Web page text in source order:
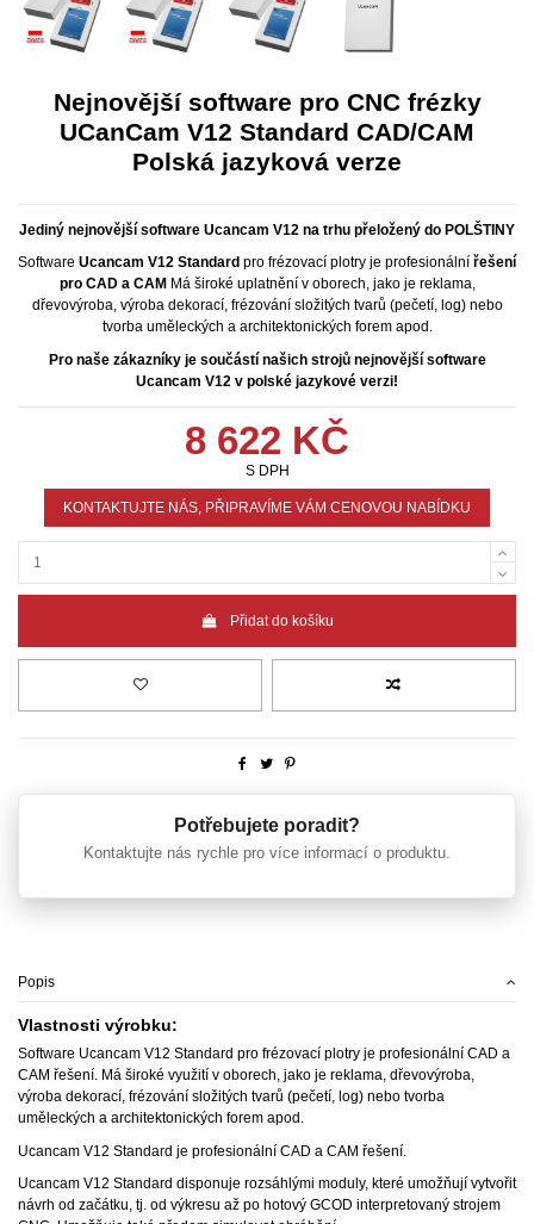
Nejnovější software pro CNC frézky
UCanCam V12 Standard CAD/CAM
Polská jazyková verze
Jediný nejnovější software Ucancam V12 na trhu přeložený do POLŠTINY
Software Ucancam V12 Standard pro frézovací plotry je profesionální řešení
pro CAD a CAM Má široké uplatnění v oborech, jako je reklama,
dřevovýroba, výroba dekorací, frézování složitých tvarů (pečetí, log) nebo
tvorba uměleckých a architektonických forem apod.
Pro naše zákazníky je součástí našich strojů nejnovější software
Ucancam V12 v polské jazykové verzi!
8 622 KČ
S DPH
KONTAKTUJTE NÁS, PŘIPRAVÍME VÁM CENOVOU NABÍDKU
Přidat do košíku
Potřebujete poradit?
Kontaktujte nás rychle pro více informací o produktu.
Popis
Vlastnosti výrobku:
Software Ucancam V12 Standard pro frézovací plotry je profesionální CAD a
CAM řešení. Má široké využití v oborech, jako je reklama, dřevovýroba,
výroba dekorací, frézování složitých tvarů (pečetí, log) nebo tvorba
uměleckých a architektonických forem apod.
Ucancam V12 Standard je profesionální CAD a CAM řešení.
Ucancam V12 Standard disponuje rozsáhlými moduly, které umožňují vytvořit
návrh od začátku, tj. od výkresu až po hotový GCOD interpretovaný strojem